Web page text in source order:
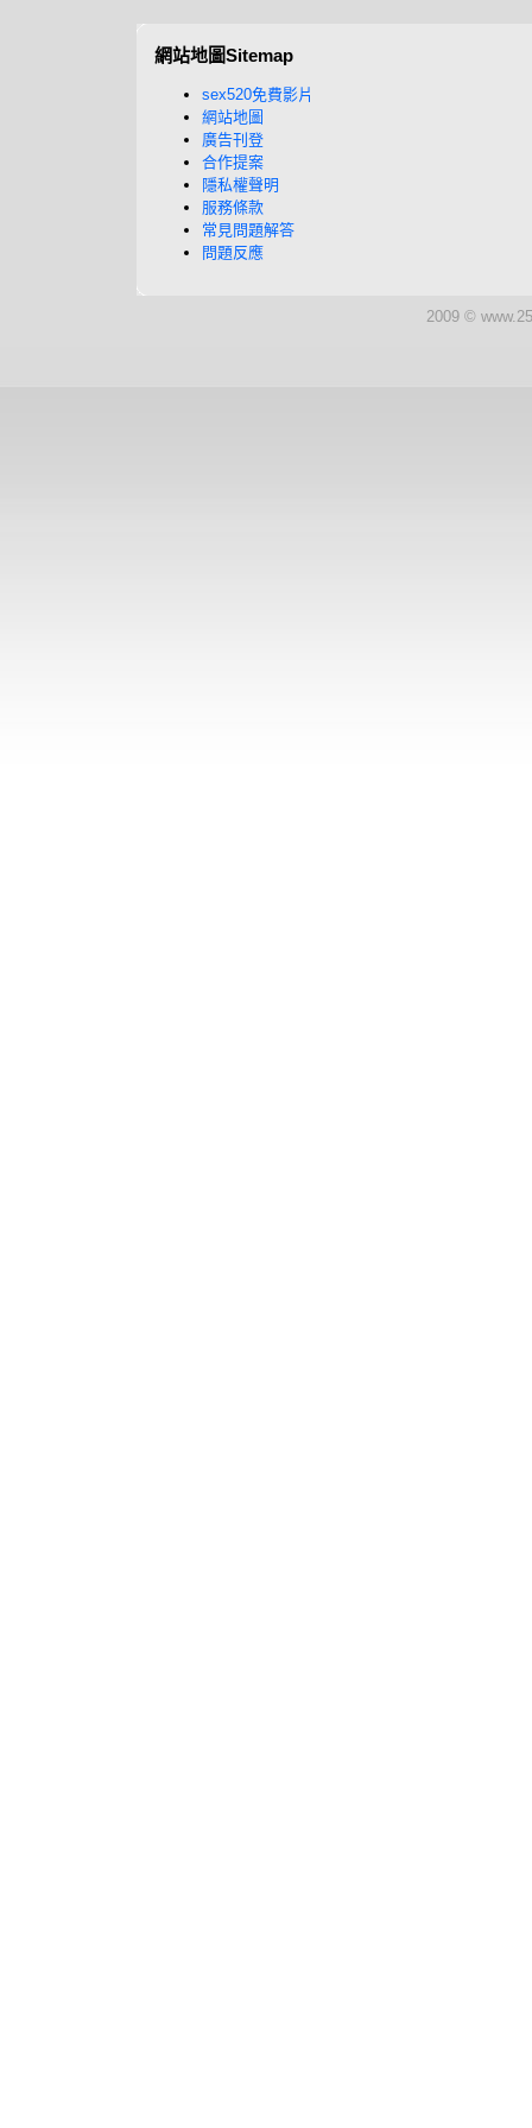
網站地圖Sitemap
sex520免費影片
網站地圖
廣告刊登
合作提案
隱私權聲明
服務條款
常見問題解答
問題反應
2009 ©